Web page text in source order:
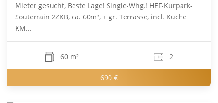
Mieter gesucht, Beste Lage! Single-Whg.! HEF-Kurpark-
Souterrain 2ZKB, ca. 60m², + gr. Terrasse, incl. Küche
KM...
60 m² 2
690 €